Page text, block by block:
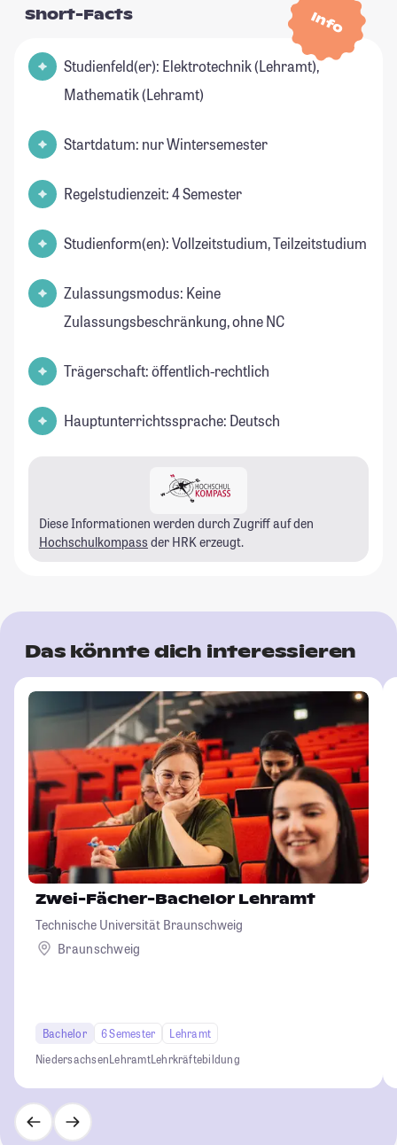
Info
Short-Facts
Studienfeld(er): Elektrotechnik (Lehramt),
Mathematik (Lehramt)
Startdatum: nur Wintersemester
Regelstudienzeit: 4 Semester
Studienform(en): Vollzeitstudium, Teilzeitstudium
Zulassungsmodus: Keine
Zulassungsbeschränkung, ohne NC
Trägerschaft: öffentlich-rechtlich
Hauptunterrichtssprache: Deutsch
Diese Informationen werden durch Zugriff auf den
Hochschulkompass der HRK erzeugt.
Das könnte dich interessieren
Zwei-Fächer-Bachelor Lehramt
Technische Universität Braunschweig
Braunschweig
Bachelor 6 Semester
Lehramt
NiedersachsenLehramtLehrkräftebildung